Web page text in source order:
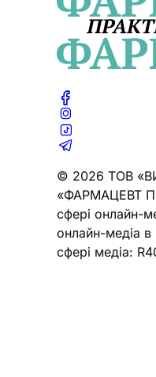
© 2026 ТОВ
«ФАРМАЦЕВТ
сфері онлайн-
онлайн-медіа в
сфері медіа: